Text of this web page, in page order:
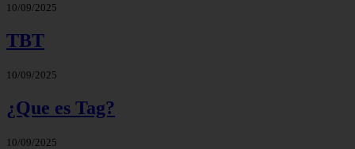
10/09/2025
TBT
10/09/2025
¿Que es Tag?
10/09/2025